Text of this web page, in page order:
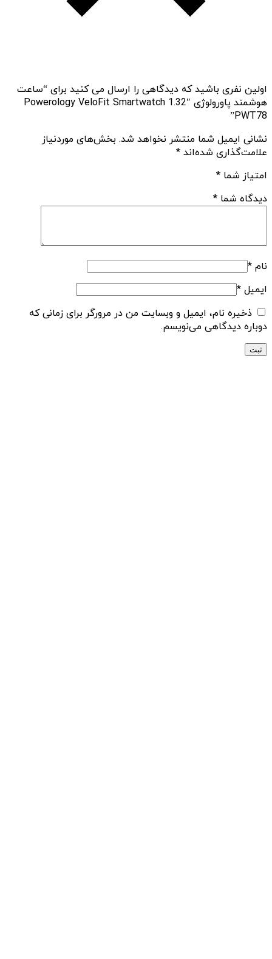
اولین نفری باشید که دیدگاهی را ارسال می کنید برای “ساعت
هوشمند پاورولوژی Powerology VeloFit Smartwatch 1.32″
PWT78”
نشانی ایمیل شما منتشر نخواهد شد. بخش‌های موردنیاز
علامت‌گذاری شده‌اند *
امتیاز شما *
دیدگاه شما *
نام *
ایمیل *
ذخیره نام، ایمیل و وبسایت من در مرورگر برای زمانی که
دوباره دیدگاهی می‌نویسم.